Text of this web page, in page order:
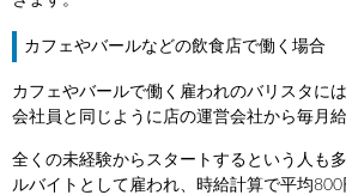
カフェやバールなどの飲食店で働く場合
カフェやバールで働く雇われのバリスタに
会社員と同じように店の運営会社から毎月
全くの未経験からスタートするという人も
ルバイトとして雇われ、時給計算で平均